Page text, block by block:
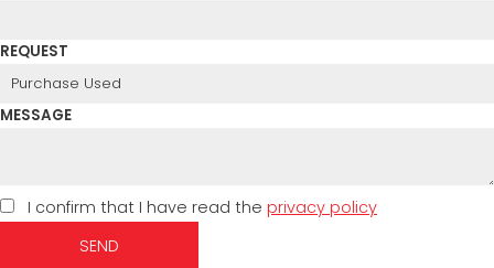
REQUEST
MESSAGE
I confirm that I have read the privacy policy
SEND